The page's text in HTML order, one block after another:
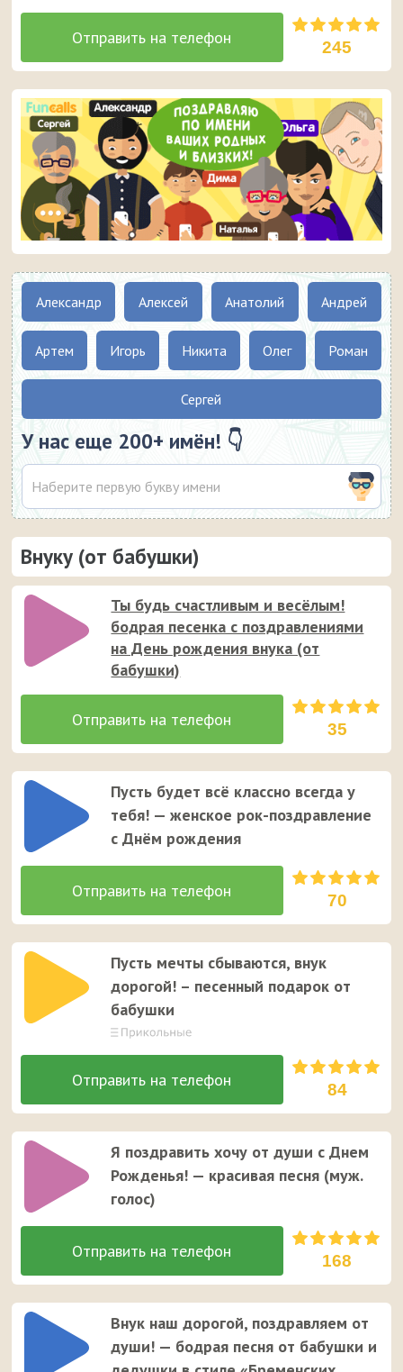
245
Александр Алексей Анатолий Андрей
Артем Игорь Никита Олег Роман
Сергей
У нас еще 200+ имён! 👇
Внуку (от бабушки)
Ты будь счастливым и весёлым!
бодрая песенка с поздравлениями
на День рождения внука (от
бабушки)
35
Пусть будет всё классно всегда у
тебя! — женское рок-поздравление
с Днём рождения
70
Пусть мечты сбываются, внук
дорогой! – песенный подарок от
бабушки
84
Я поздравить хочу от души с Днем
Рожденья! — красивая песня (муж.
голос)
168
Внук наш дорогой, поздравляем от
души! — бодрая песня от бабушки и